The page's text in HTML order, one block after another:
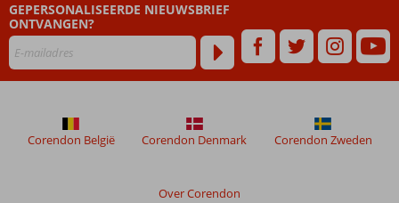
GEPERSONALISEERDE NIEUWSBRIEF
ONTVANGEN?
Over Corendon
Corendon België Corendon Denmark Corendon Zweden